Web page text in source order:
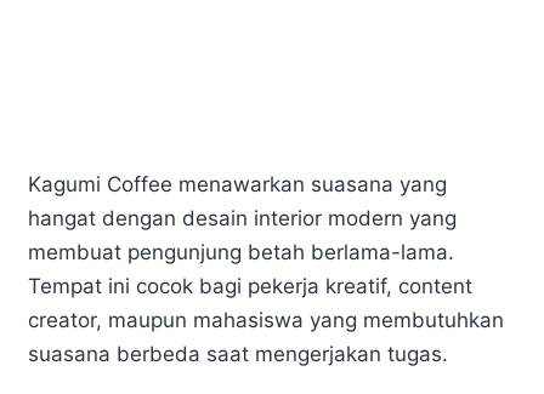
Kagumi Coffee menawarkan suasana yang
hangat dengan desain interior modern yang
membuat pengunjung betah berlama-lama.
Tempat ini cocok bagi pekerja kreatif, content
creator, maupun mahasiswa yang membutuhkan
suasana berbeda saat mengerjakan tugas.